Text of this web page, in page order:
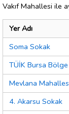
Vakıf Mahallesi ile
Yer Adı
Soma Sokak
TÜİK Bursa
Mevlana
4. Akarsu Sokak